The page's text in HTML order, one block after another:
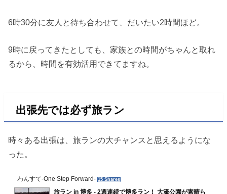
6時30分に友人と待ち合わせて、だいたい2時間ほど。
9時に戻ってきたとしても、家族との時間がちゃんと取れ
るから、時間を有効活用できてますね。
出張先では必ず旅ラン
時々ある出張は、旅ランの大チャンスと思えるようにな
った。
わんすて-One Step Forward- 15 Shares
旅ラン in 博多 - 2週連続で博多ラン！ 大濠公園が素晴ら